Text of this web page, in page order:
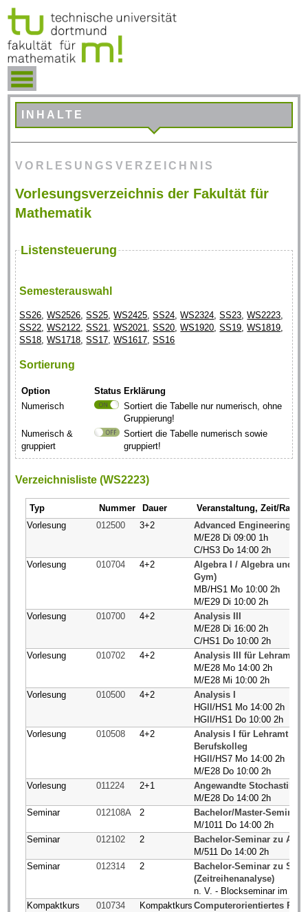
INHALTE
VORLESUNGSVERZEICHNIS
Vorlesungsverzeichnis der Fakultät für
Mathematik
Listensteuerung
Semesterauswahl
SS26,WS2526,SS25,WS2425,SS24,WS2324,SS23,WS2223,
SS22,WS2122,SS21,WS2021,SS20,WS1920,SS19,WS1819,
SS18,WS1718,SS17,WS1617,SS16
Sortierung
Option Status Erklärung
Numerisch
Sortiert die Tabelle nur numerisch, ohne
Gruppierung!
Numerisch &
gruppiert
Sortiert die Tabelle numerisch sowie
gruppiert!
Verzeichnisliste (WS2223)
Typ Nummer Dauer
Veranstaltung, Zeit/Raum
Vorlesung
012500 3+2
Advanced Engineering
M/E28 Di 09:00 1h
C/HS3 Do 14:00 2h
Vorlesung
010704 4+2
Algebra I / Algebra und
Gym)
MB/HS1 Mo 10:00 2h
M/E29 Di 10:00 2h
Vorlesung
010700 4+2
Analysis III
M/E28 Di 16:00 2h
C/HS1 Do 10:00 2h
Vorlesung
010702 4+2
Analysis III für Lehramt
M/E28 Mo 14:00 2h
M/E28 Mi 10:00 2h
Vorlesung
010500 4+2
Analysis I
HGII/HS1 Mo 14:00 2h
HGII/HS1 Do 10:00 2h
Vorlesung
010508 4+2
Analysis I für Lehramt
Berufskolleg
HGII/HS7 Mo 14:00 2h
M/E28 Do 10:00 2h
Vorlesung
011224 2+1
Angewandte Stochastik
M/E28 Do 14:00 2h
Seminar
012108A 2
Bachelor/Master-Seminar
M/1011 Do 14:00 2h
Seminar
012102 2
Bachelor-Seminar zu
M/511 Do 14:00 2h
Seminar
012314 2
Bachelor-Seminar zu
(Zeitreihenanalyse)
n. V. - Blockseminar im
Kompaktkurs
010734 Kompaktkurs Computerorientiertes